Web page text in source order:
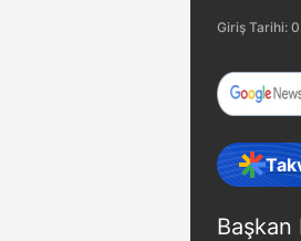
Giriş Tarihi:
Başkan